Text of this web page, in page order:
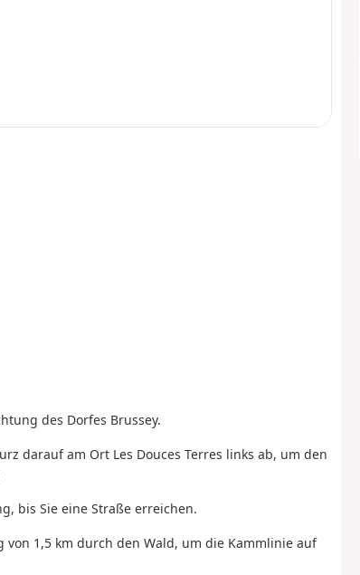
des Dorfes Brussey.
darauf am Ort Les Douces Terres links ab, um den
bis Sie eine Straße erreichen.
1,5 km durch den Wald, um die Kammlinie auf